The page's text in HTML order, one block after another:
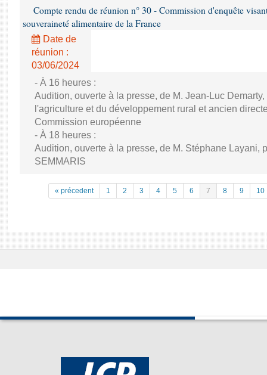
Compte rendu de réunion n° 30 - Commission d'enquête
souveraineté alimentaire de la France
Date de
réunion :
03/06/2024
- À 16 heures :
Audition, ouverte à la presse, de M. Jean-Luc
l'agriculture et du développement rural et ancien
Commission européenne
- À 18 heures :
Audition, ouverte à la presse, de M. Stéphane Layani,
SEMMARIS
« précedent 1 2 3 4 5 6 7 8 9 10